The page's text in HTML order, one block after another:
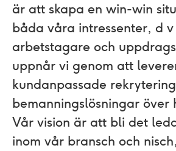
är att skapa en win-win
båda våra intressenter, d v
arbetstagare och
uppnår vi genom att
kundanpassade
bemanningslösningar över
Vår vision är att bli det
inom vår bransch och